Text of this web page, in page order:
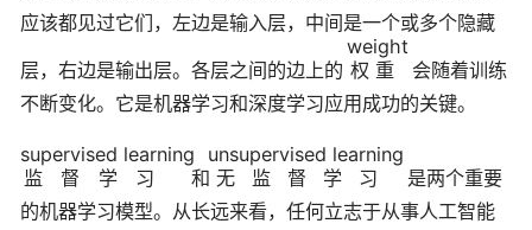
应该都见过它们，左边是输入层，中间是一个或多个隐藏
层，右边是输出层。各层之间的边上的 权重
weight
会随着训练
不断变化。它是机器学习和深度学习应用成功的关键。
监 督 学 习
supervised learning
和 无监督学习
unsupervised learning
是两个重要
的机器学习模型。从长远来看，任何立志于从事人工智能